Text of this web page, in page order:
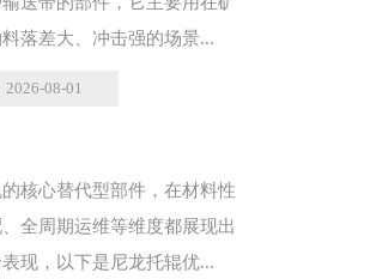
落差大、冲击强的场景...
08-01
核心替代型部件，在材料性
全周期运维等维度都展现出
现，以下是尼龙托辊优...